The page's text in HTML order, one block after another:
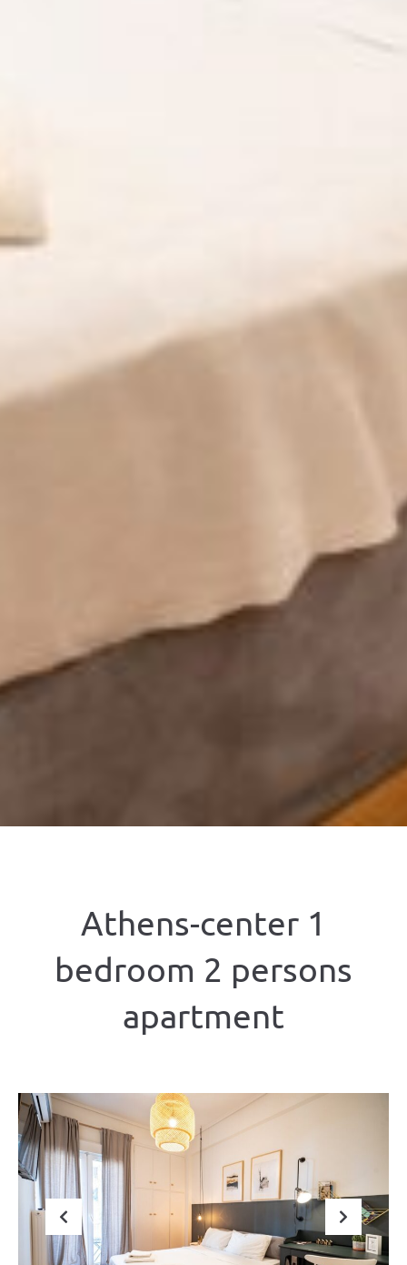
Athens-center 1
bedroom 2 persons
apartment
Previous Next